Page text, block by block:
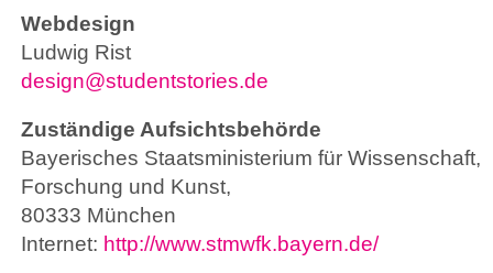
Webdesign
Ludwig Rist
design@studentstories.de
Zuständige Aufsichtsbehörde
Bayerisches Staatsministerium für Wissenschaft,
Forschung und Kunst,
80333 München
Internet: http://www.stmwfk.bayern.de/